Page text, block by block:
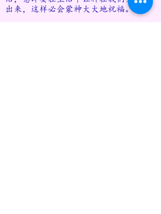
出来，这样必会蒙神大大地祝福。